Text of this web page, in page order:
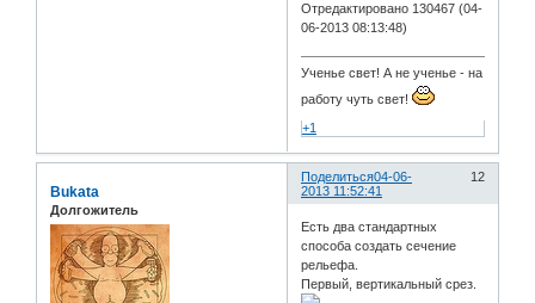
Отредактировано 130467 (04-
06-2013 08:13:48)
Ученье свет! А не ученье - на
работу чуть свет!
+1
Поделиться 12
04-06-
2013 11:52:41
Bukata
Долгожитель
Есть два стандартных
способа создать сечение
рельефа.
Первый, вертикальный срез.